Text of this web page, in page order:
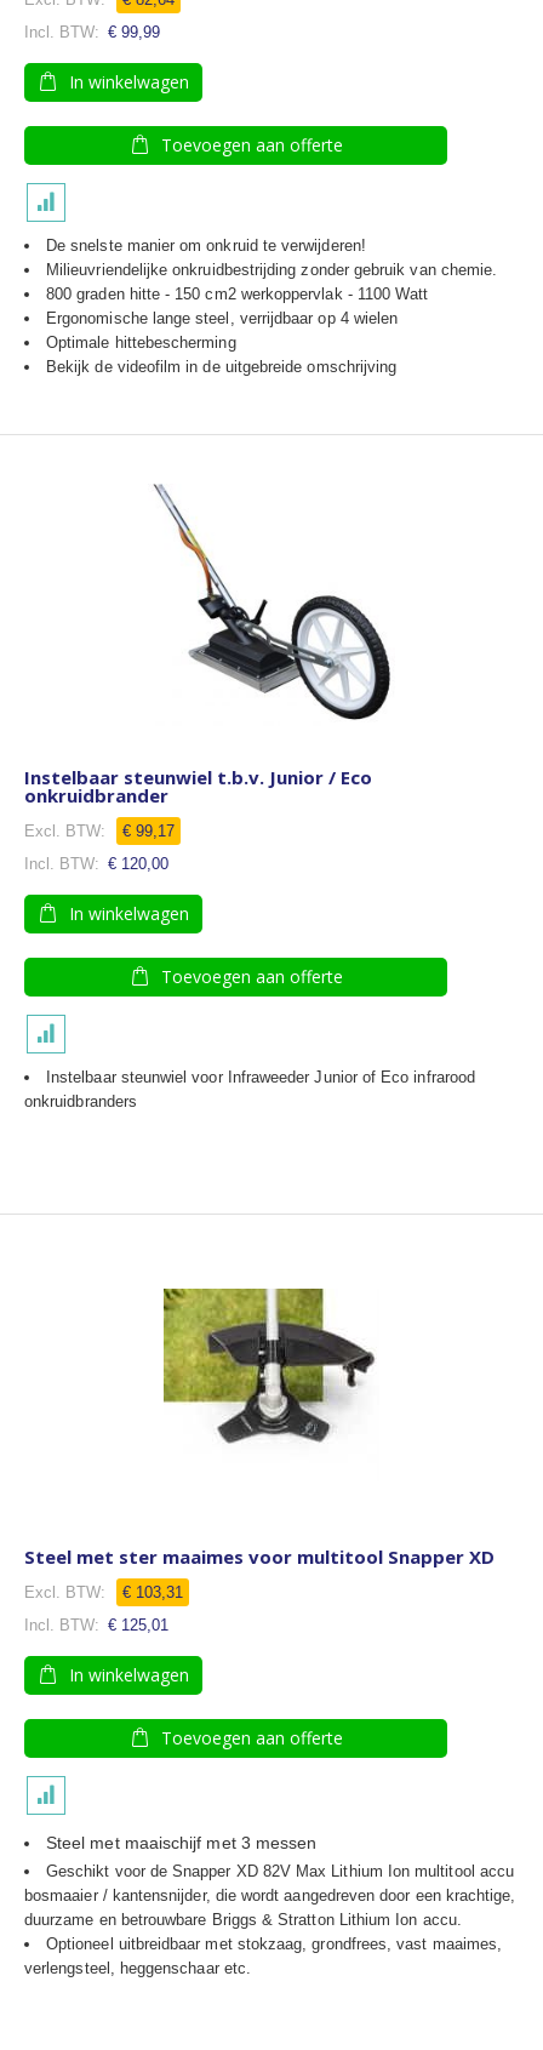
€ 99,99
In winkelwagen
Toevoegen aan offerte
De snelste manier om onkruid te verwijderen!
Milieuvriendelijke onkruidbestrijding zonder gebruik van chemie.
800 graden hitte - 150 cm2 werkoppervlak - 1100 Watt
Ergonomische lange steel, verrijdbaar op 4 wielen
Optimale hittebescherming
Bekijk de videofilm in de uitgebreide omschrijving
Instelbaar steunwiel t.b.v. Junior / Eco
onkruidbrander
€ 99,17
€ 120,00
In winkelwagen
Toevoegen aan offerte
Instelbaar steunwiel voor Infraweeder Junior of Eco infrarood
onkruidbranders
Steel met ster maaimes voor multitool Snapper XD
€ 103,31
€ 125,01
In winkelwagen
Toevoegen aan offerte
Steel met maaischijf met 3 messen
Geschikt voor de Snapper XD 82V Max Lithium Ion multitool accu
bosmaaier / kantensnijder, die wordt aangedreven door een krachtige,
duurzame en betrouwbare Briggs & Stratton Lithium Ion accu.
Optioneel uitbreidbaar met stokzaag, grondfrees, vast maaimes,
verlengsteel, heggenschaar etc.